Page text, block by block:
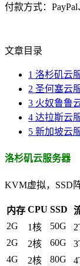
付款方式：
文章目录
1 洛杉矶云
2 圣何塞云
3 火奴鲁鲁
4 达拉斯云
5 新加坡云
洛杉矶云服务器
KVM虚拟，SSD
内存 CPU SSD
2G
1核 50G
2G
2核 60G
4G
2核 80G